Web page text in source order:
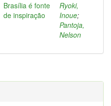
Brasília é fonte
de inspiração
Ryoki,
Inoue;
Pantoja,
Nelson